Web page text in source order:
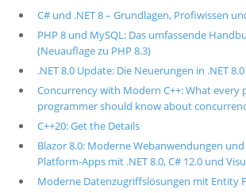
C# und .NET 8 – Grundlagen, Profiwissen
PHP 8 und MySQL: Das umfassende
(Neuauflage zu PHP 8.3)
.NET 8.0 Update: Die Neuerungen in .NET
Concurrency with Modern C++: What every
programmer should know about
C++20: Get the Details
Blazor 8.0: Moderne Webanwendungen
Platform-Apps mit .NET 8.0, C# 12.0 und
Moderne Datenzugriffslösungen mit Entity